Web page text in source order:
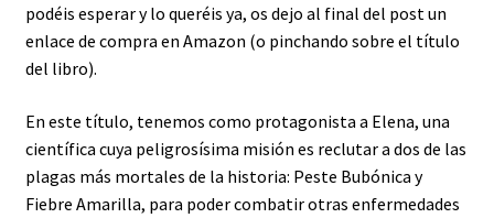
podéis esperar y lo queréis ya, os dejo al final del post un
enlace de compra en Amazon (o pinchando sobre el título
del libro).
En este título, tenemos como protagonista a Elena, una
científica cuya peligrosísima misión es reclutar a dos de las
plagas más mortales de la historia: Peste Bubónica y
Fiebre Amarilla, para poder combatir otras enfermedades